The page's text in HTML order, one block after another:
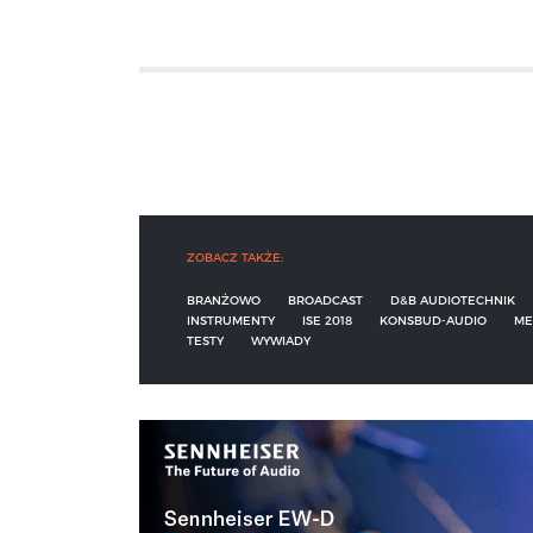
ZOBACZ TAKŻE:
BRANŻOWO BROADCAST D&B AUDIOTECHNIK
INSTRUMENTY
ISE 2018 KONSBUD-AUDIO
TESTY
WYWIADY